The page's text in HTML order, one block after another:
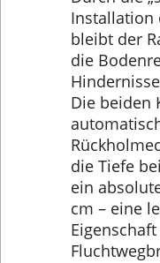
Installation
bleibt der
die
Die beiden
die Tiefe
ein
cm – eine